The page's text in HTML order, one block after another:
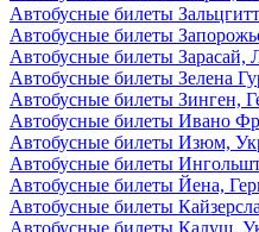
Автобусные билеты
Автобусные билеты
Автобусные билеты Зарасай,
Автобусные билеты Зелена
Автобусные билеты Зинген,
Автобусные билеты Ивано
Автобусные билеты Изюм,
Автобусные билеты
Автобусные билеты Йена,
Автобусные билеты
Автобусные билеты Калуш,